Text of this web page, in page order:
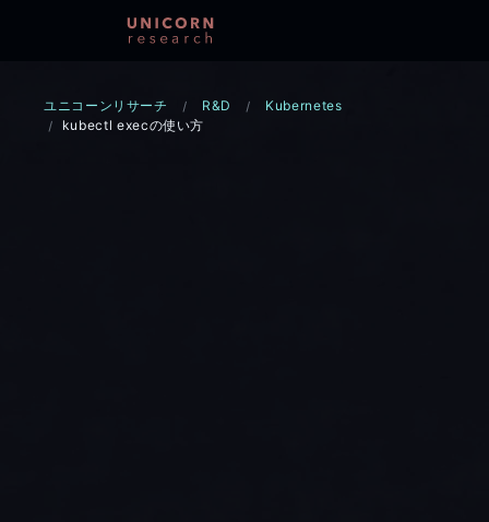
ユニコーンリサーチ R&D
Kubernetes
kubectl execの使い方